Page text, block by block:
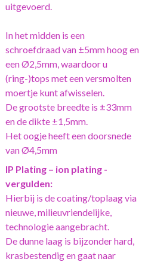
uitgevoerd.
In het midden is een
schroefdraad van ±5mm hoog en
een Ø2,5mm, waardoor u
(ring-)tops met een versmolten
moertje kunt afwisselen.
De grootste breedte is ±33mm
en de dikte ±1,5mm.
Het oogje heeft een doorsnede
van Ø4,5mm
IP Plating – ion plating -
vergulden:
Hierbij is de coating/toplaag via
nieuwe, milieuvriendelijke,
technologie aangebracht.
De dunne laag is bijzonder hard,
krasbestendig en gaat naar